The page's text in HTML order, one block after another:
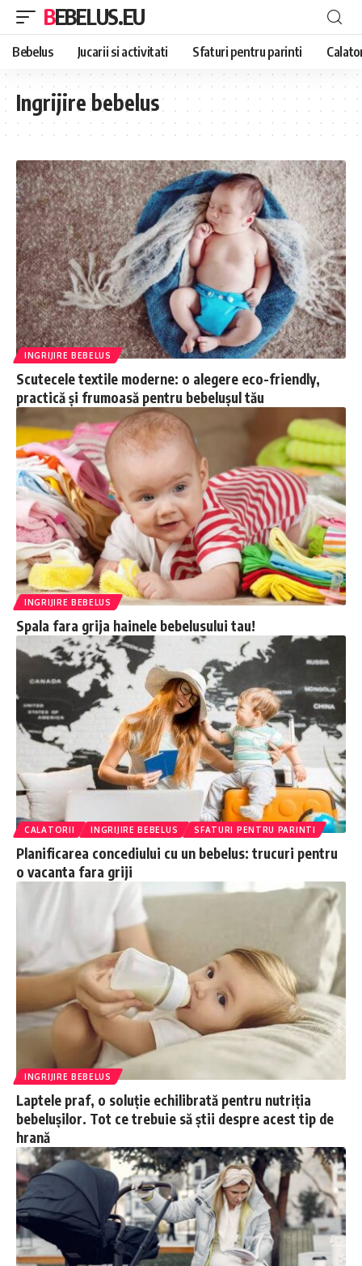
BEBELUS.EU
Bebelus Jucarii si activitati Sfaturi pentru parinti
Ingrijire bebelus
INGRIJIRE BEBELUS
Scutecele textile moderne: o alegere eco-friendly,
practică și frumoasă pentru bebelușul tău
INGRIJIRE BEBELUS
Spala fara grija hainele bebelusului tau!
CALATORII INGRIJIRE BEBELUS SFATURI PENTRU PARINTI
Planificarea concediului cu un bebelus: trucuri pentru
o vacanta fara griji
INGRIJIRE BEBELUS
Laptele praf, o soluție echilibrată pentru nutriția
bebelușilor. Tot ce trebuie să știi despre acest tip de
hrană